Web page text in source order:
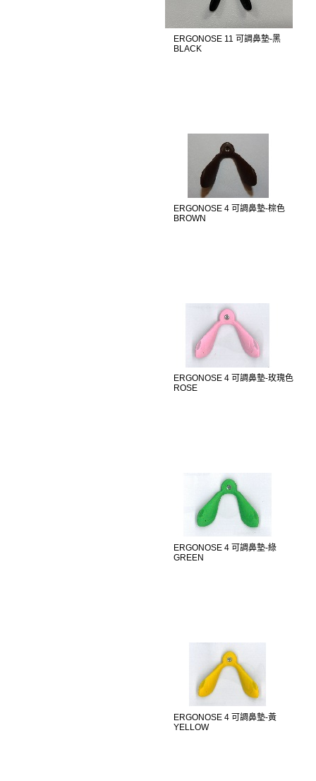
ERGONOSE 11 可調鼻墊-黑
BLACK
ERGONOSE 4 可調鼻墊-棕色
BROWN
ERGONOSE 4 可調鼻墊-玫瑰色
ROSE
ERGONOSE 4 可調鼻墊-綠
GREEN
ERGONOSE 4 可調鼻墊-黃
YELLOW